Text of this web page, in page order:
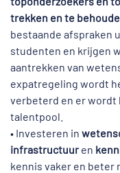
trekken en te behoude
bestaande afspraken
studenten en krijgen
aantrekken van
expatregeling wordt
verbeterd en er wordt
talentpool.
• Investeren in
infrastructuur en
kennis vaker en beter